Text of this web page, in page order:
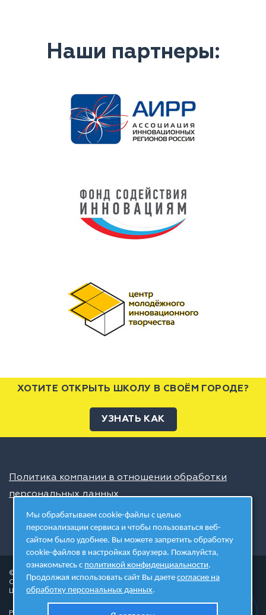
Наши партнеры:
ХОТИТЕ ОТКРЫТЬ ШКОЛУ В СВОЁМ ГОРОДЕ?
УЗНАТЬ КАК
Политика компании в отношении обработки
персональных данных
© 2026 ШЦТ
Сеть центров молодёжного инновационного творчества
Школа цифровых технологий
Разработано в студии
Мы обрабатываем cookie-файлы с целью
персонализации сервиса и чтобы пользоваться веб-
сайтом было удобнее. Вы можете запретить обработку
cookie-файлов в настройках браузера. Пожалуйста,
ознакомьтесь с политикой конфиденциальности.
Продолжая использовать сайт Вы даетесогласие на
обработку персональных данных.